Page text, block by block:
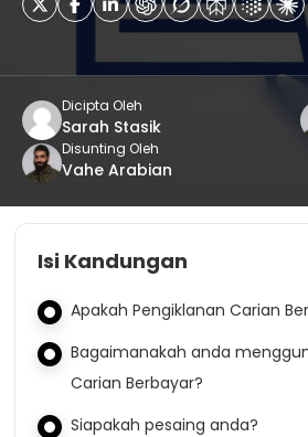
Dicipta Oleh
Sarah Stasik
Disunting Oleh
Vahe Arabian
Isi Kandungan
Apakah Pengiklanan Carian
Bagaimanakah anda
Carian Berbayar?
Siapakah pesaing anda?